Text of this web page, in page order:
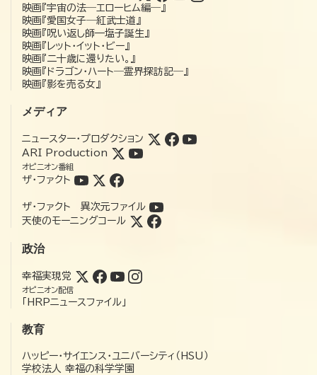
映画『宇宙の法―エローヒム編―』
映画『愛国女子―紅武士道』
映画『呪い返し師—塩子誕生』
映画『レット・イット・ビー』
映画『二十歳に還りたい。』
映画『ドラゴン・ハート―霊界探訪記―』
映画『影を売る女』
メディア
ニュースター・プロダクション
ARI Production
オピニオン番組
ザ・ファクト
ザ・ファクト 異次元ファイル
天使のモーニングコール
政治
幸福実現党
オピニオン配信
「HRPニュースファイル」
教育
ハッピー・サイエンス・ユニバーシティ（HSU）
学校法人 幸福の科学学園